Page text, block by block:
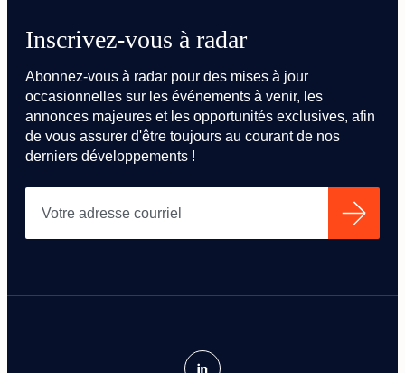
Inscrivez-vous à radar
Abonnez-vous à radar pour des mises à jour
occasionnelles sur les événements à venir, les
annonces majeures et les opportunités exclusives, afin
de vous assurer d'être toujours au courant de nos
derniers développements !